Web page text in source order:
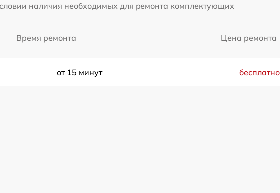
наличия необходимых для ремонта комплектующих
Время ремонта Цена ремонта
от 15 минут бесплатно